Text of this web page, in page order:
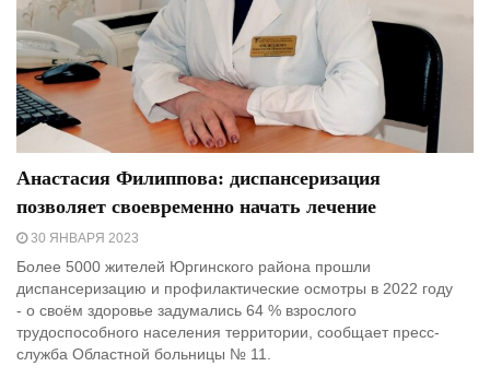
Анастасия Филиппова: диспансеризация
позволяет своевременно начать лечение
30 ЯНВАРЯ 2023
Более 5000 жителей Юргинского района прошли
диспансеризацию и профилактические осмотры в 2022 году
- о своём здоровье задумались 64 % взрослого
трудоспособного населения территории, сообщает пресс-
служба Областной больницы № 11.